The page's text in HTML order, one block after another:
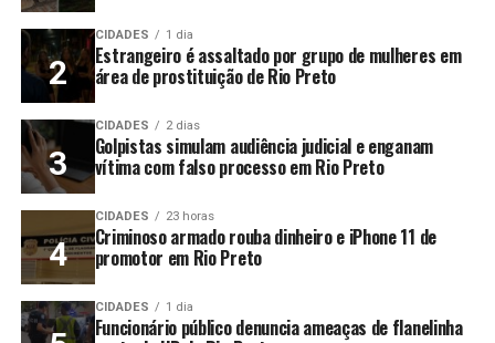
CIDADES 1 dia
Estrangeiro é assaltado por grupo de mulheres em
área de prostituição de Rio Preto
CIDADES 2 dias
Golpistas simulam audiência judicial e enganam
vítima com falso processo em Rio Preto
CIDADES 23 horas
Criminoso armado rouba dinheiro e iPhone 11 de
promotor em Rio Preto
CIDADES 1 dia
Funcionário público denuncia ameaças de flanelinha